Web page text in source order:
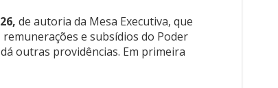
de autoria da Mesa Executiva, que
e subsídios do Poder
outras providências. Em primeira